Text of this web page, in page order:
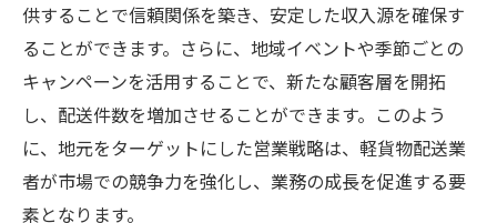
供することで信頼関係を築き、安定した収入源を確保す
ることができます。さらに、地域イベントや季節ごとの
キャンペーンを活用することで、新たな顧客層を開拓
し、配送件数を増加させることができます。このよう
に、地元をターゲットにした営業戦略は、軽貨物配送業
者が市場での競争力を強化し、業務の成長を促進する要
素となります。